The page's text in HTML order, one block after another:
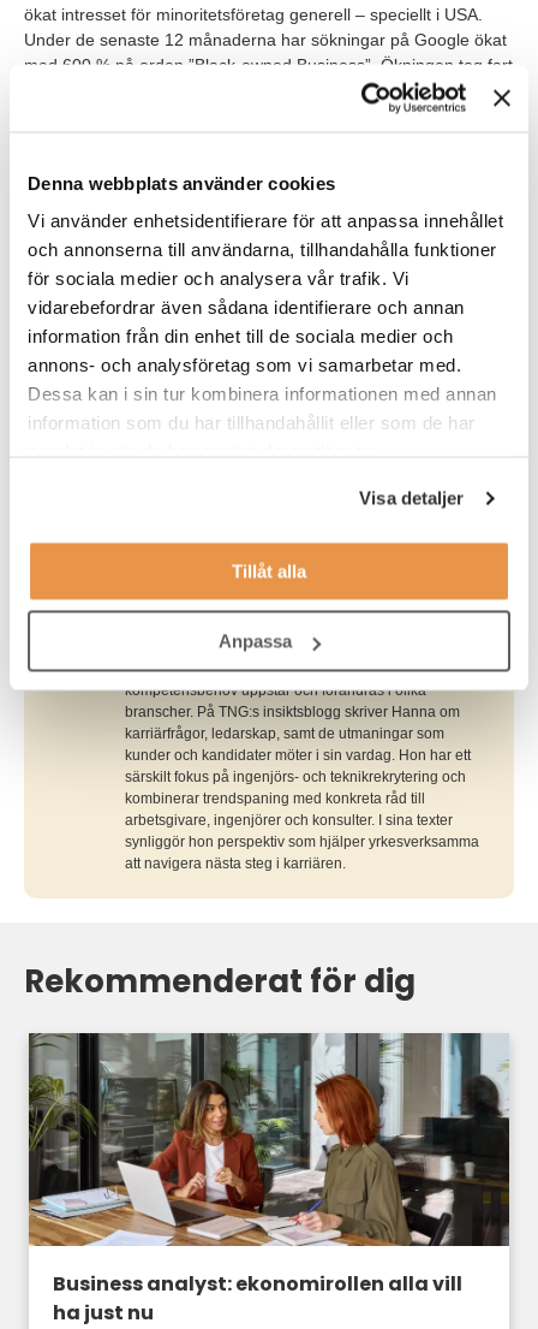
Denna webbplats använder cookies
Vi använder enhetsidentifierare för att anpassa innehållet
och annonserna till användarna, tillhandahålla funktioner
för sociala medier och analysera vår trafik. Vi
vidarebefordrar även sådana identifierare och annan
information från din enhet till de sociala medier och
annons- och analysföretag som vi samarbetar med.
Dessa kan i sin tur kombinera informationen med annan
information som du har tillhandahållit eller som de har
Visa detaljer
Tillåt alla
Anpassa
ökat intresset för minoritetsföretag generell – speciellt i USA.
Under de senaste 12 månaderna har sökningar på Google ökat
med 600 % på orden ”Black- owned Business”. Ökningen tog fart
-rörelsen drogigång. Kort
sagt letade man efter företag som drivs av svarta ägare. Google
Nästa steg?
På TNG tror vi att olika perspektiv driver tillväxt. Därför hjälper vi
våra kunder att inte bara hitta rätt kompetens utan också att
hur vi kan stötta din organisation med rekrytering, interim och
bemanning? Hör av dig!
Hanna är content manager på Talent Navigation Group
kommunikation och varumärke. Med bakgrund från
utbildnings- och byggsektorn har hon god insikt i hur
kompetensbehov uppstår och förändras i olika
branscher. På TNG:s insiktsblogg skriver Hanna om
karriärfrågor, ledarskap, samt de utmaningar som
kunder och kandidater möter i sin vardag. Hon har ett
särskilt fokus på ingenjörs- och teknikrekrytering och
kombinerar trendspaning med konkreta råd till
arbetsgivare, ingenjörer och konsulter. I sina texter
synliggör hon perspektiv som hjälper yrkesverksamma
att navigera nästa steg i karriären.
Rekommenderat för dig
Business analyst: ekonomirollen alla vill
ha just nu